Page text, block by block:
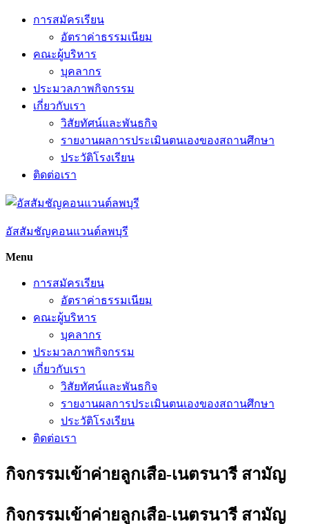
Skip
การสมัครเรียน
อัตราค่าธรรมเนียม
คณะผู้บริหาร
บุคลากร
ประมวลภาพกิจกรรม
เกี่ยวกับเรา
วิสัยทัศน์และพันธกิจ
รายงานผลการประเมินตนเองของสถานศึกษา
ประวัติโรงเรียน
ติดต่อเรา
อัสสัมชัญคอนแวนต์ลพบุรี
Menu
การสมัครเรียน
อัตราค่าธรรมเนียม
คณะผู้บริหาร
บุคลากร
ประมวลภาพกิจกรรม
เกี่ยวกับเรา
วิสัยทัศน์และพันธกิจ
รายงานผลการประเมินตนเองของสถานศึกษา
ประวัติโรงเรียน
ติดต่อเรา
กิจกรรมเข้าค่ายลูกเสือ-เนตรนารี สามัญ
กิจกรรมเข้าค่ายลูกเสือ-เนตรนารี สามัญ